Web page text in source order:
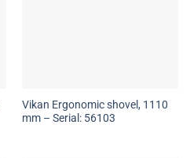
Vikan Ergonomic shovel, 1110
mm – Serial: 56103